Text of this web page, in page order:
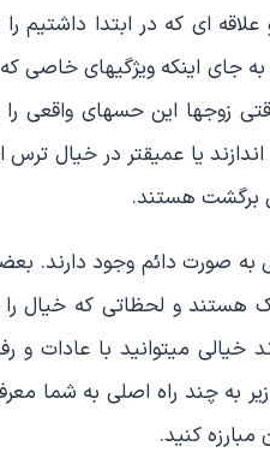
علاقه ای که در ابتدا
جای اینکه ویژگیهای خاصی
زوجها این حسهای واقعی
اندازند یا عمیقتر در خیال
برگشت هستند.
به صورت دائم وجود دارند.
هستند و لحظاتی که خیال را
خیالی میتوانید با عادات و
به چند راه اصلی به شما
مبارزه کنید.